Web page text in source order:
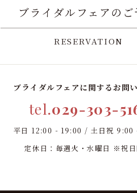
ブライダルフェアの
RESERVATION
ブライダルフェアに関するお問
tel.029-303-
平日 12:00 - 19:00 / 土日祝 9:00
定休日：毎週火・水曜日 ※祝日